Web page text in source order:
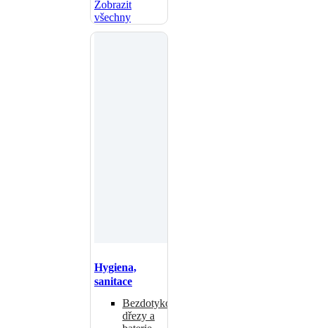
Zobrazit
všechny
Hygiena,
sanitace
Bezdotykové
dřezy a